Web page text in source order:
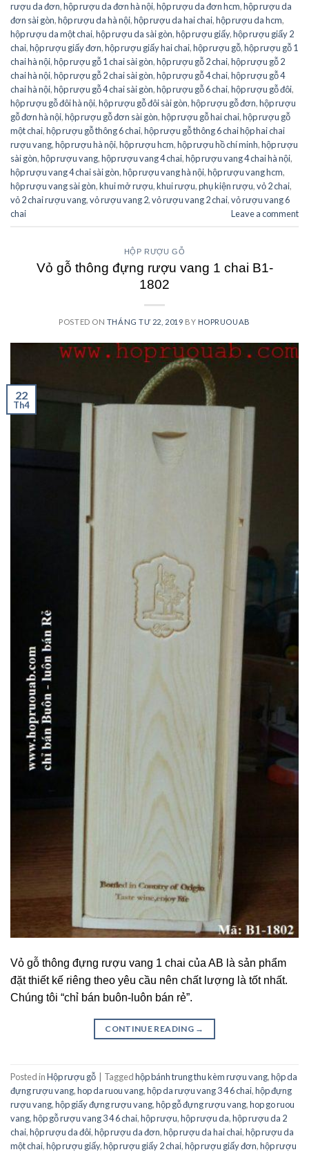
rượu da đơn,hộp rượu da đơn hà nội,hộp rượu da đơn hcm,hộp rượu da
đơn sài gòn,hộp rượu da hà nội,hộp rượu da hai chai,hộp rượu da hcm,
hộp rượu da một chai,hộp rượu da sài gòn,hộp rượu giấy,hộp rượu giấy 2
chai,hộp rượu giấy đơn,hộp rượu giấy hai chai,hộp rượu gỗ,hộp rượu gỗ 1
chai hà nội,hộp rượu gỗ 1 chai sài gòn,hộp rượu gỗ 2 chai,hộp rượu gỗ 2
chai hà nội,hộp rượu gỗ 2 chai sài gòn,hộp rượu gỗ 4 chai,hộp rượu gỗ 4
chai hà nội,hộp rượu gỗ 4 chai sài gòn,hộp rượu gỗ 6 chai,hộp rượu gỗ đôi,
hộp rượu gỗ đôi hà nội,hộp rượu gỗ đôi sài gòn,hộp rượu gỗ đơn,hộp rượu
gỗ đơn hà nội,hộp rượu gỗ đơn sài gòn,hộp rượu gỗ hai chai,hộp rượu gỗ
một chai,hộp rượu gỗ thông 6 chai,hộp rượu gỗ thông 6 chai hộp hai chai
rượu vang,hộp rượu hà nội,hộp rượu hcm,hộp rượu hồ chí minh,hộp rượu
sài gòn,hộp rượu vang,hộp rượu vang 4 chai,hộp rượu vang 4 chai hà nội,
hộp rượu vang 4 chai sài gòn,hộp rượu vang hà nội,hộp rượu vang hcm,
hộp rượu vang sài gòn,khui mở rượu,khui rượu,phụ kiện rượu,vỏ 2 chai,
vỏ 2 chai rượu vang,vỏ rượu vang 2,vỏ rượu vang 2 chai,vỏ rượu vang 6
chai
Leave a comment
HỘP RƯỢU GỖ
Vỏ gỗ thông đựng rượu vang 1 chai B1-
1802
POSTED ON THÁNG TƯ 22, 2019 BY HOPRUOUAB
22
Th4
Vỏ gỗ thông đựng rượu vang 1 chai của AB là sản phẩm
đặt thiết kế riêng theo yêu cầu nên chất lượng là tốt nhất.
Chúng tôi “chỉ bán buôn-luôn bán rẻ”.
CONTINUE READING →
Posted inHộp rượu gỗ Taggedhộp bánh trung thu kèm rượu vang,hộp da
đựng rượu vang,hop da ruou vang,hộp da rượu vang 3 4 6 chai,hộp đựng
rượu vang,hộp giấy đựng rượu vang,hộp gỗ đựng rượu vang,hop go ruou
vang,hộp gỗ rượu vang 3 4 6 chai,hộp rượu,hộp rượu da,hộp rượu da 2
chai,hộp rượu da đôi,hộp rượu da đơn,hộp rượu da hai chai,hộp rượu da
một chai,hộp rượu giấy,hộp rượu giấy 2 chai,hộp rượu giấy đơn,hộp rượu